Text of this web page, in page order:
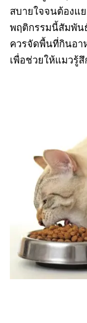
สบายใจจนต้องแ
พฤติกรรมนี้สัมพัน
ควรจัดพื้นที่กินอา
เพื่อช่วยให้แมวรู้